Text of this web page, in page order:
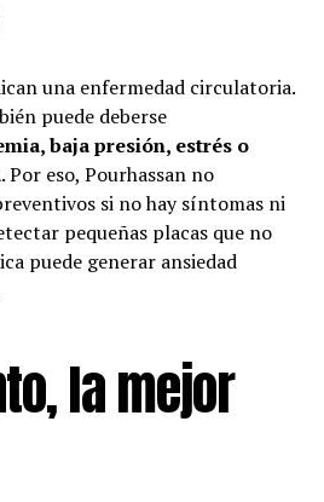
una enfermedad circulatoria.
puede deberse
baja presión, estrés o
. Por eso, Pourhassan no
si no hay síntomas ni
pequeñas placas que no
puede generar ansiedad
la mejor